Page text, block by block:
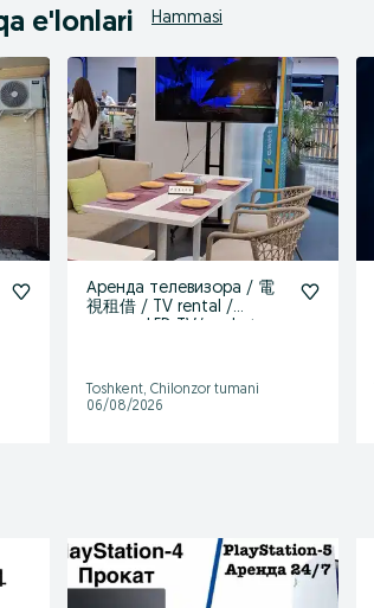
e'lonlari Hammasi
Аренда телевизора / 電
視租借 / TV rental /
Toshkent, Chilonzor tumani
06/08/2026